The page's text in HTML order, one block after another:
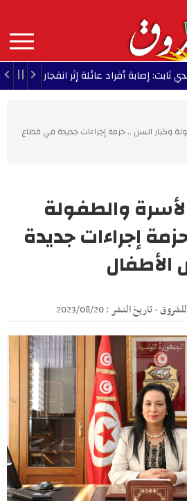
contenu
principal
MAIN
NAVIGATION
إصابة أفراد عائلة إثر انفجار غاز داخل منزل
وكبار السن .. حزمة إجراءات جديدة في قطاع
والطفولة
إجراءات جديدة
تاريخ النشر : 2023/08/20